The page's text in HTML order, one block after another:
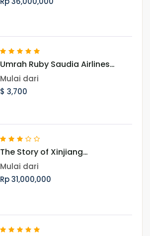
Umrah Ruby Saudia Airlines
Landing Madinah 29 Desember
2026
Mulai dari
$ 3,700
The Story of Xinjiang
UighurMenjelajah Pesona Jalur
Sutra, Pegunungan Tianshan,
dan Budaya Muslim Uighur
Mulai dari
Rp 31,000,000